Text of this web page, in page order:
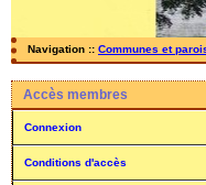
Navigation :: Communes et
Accès membres
Connexion
Conditions d'accès